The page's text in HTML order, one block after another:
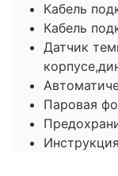
Кабель
Кабель
Датчик
Паровая